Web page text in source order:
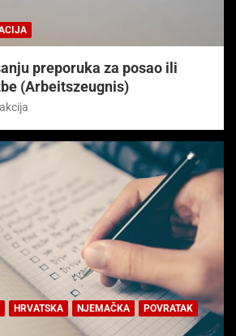
preporuka za posao ili
(Arbeitszeugnis)
HRVATSKA NJEMAČKA
POVRATAK